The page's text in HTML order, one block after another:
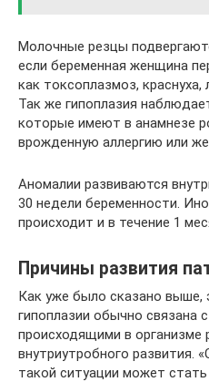
Молочные резцы
если беременная женщина
как токсоплазмоз,
Так же гипоплазия
которые имеют в анамнезе
врожденную аллергию или
Аномалии развиваются
30 недели беременности.
происходит и в течение 1
Причины развития
Как уже было сказано выше,
гипоплазии обычно связана
происходящими в организме
внутриутробного развития.
такой ситуации может